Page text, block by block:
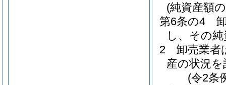
(純資産額
第6条の4
し、その
2
卸売業者
産の状況
(令2条